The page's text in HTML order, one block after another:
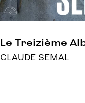
Le Treizième
CLAUDE SEMAL